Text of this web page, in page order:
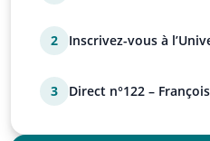
2
Inscrivez-vous à
3
Direct n°122 –